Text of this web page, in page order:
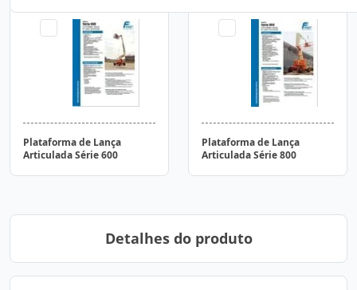
Plataforma de Lança
Articulada Série 600
Plataforma de Lança
Articulada Série 800
Detalhes do produto